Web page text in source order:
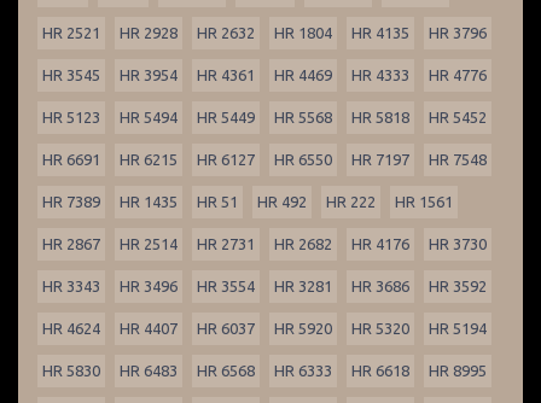
HR 2521 HR 2928 HR 2632 HR 1804 HR 4135 HR 3796
HR 3545 HR 3954 HR 4361 HR 4469 HR 4333 HR 4776
HR 5123 HR 5494 HR 5449 HR 5568 HR 5818 HR 5452
HR 6691 HR 6215 HR 6127 HR 6550 HR 7197 HR 7548
HR 7389 HR 1435 HR 51 HR 492 HR 222 HR 1561
HR 2867 HR 2514 HR 2731 HR 2682 HR 4176 HR 3730
HR 3343 HR 3496 HR 3554 HR 3281 HR 3686 HR 3592
HR 4624 HR 4407 HR 6037 HR 5920 HR 5320 HR 5194
HR 5830 HR 6483 HR 6568 HR 6333 HR 6618 HR 8995